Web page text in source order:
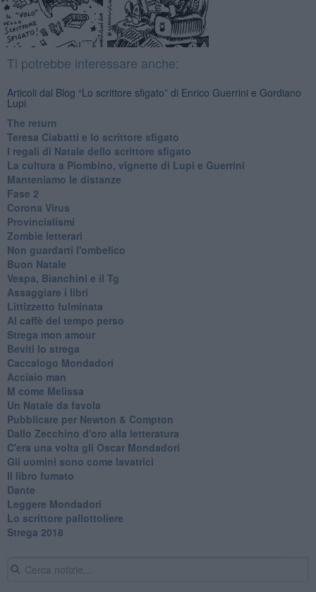
Ti potrebbe interessare anche:
Articoli dal Blog “Lo scrittore sfigato” di Enrico Guerrini e Gordiano
Lupi
The return
Teresa Ciabatti e lo scrittore sfigato
I regali di Natale dello scrittore sfigato
La cultura a Piombino, vignette di Lupi e Guerrini
Manteniamo le distanze
Fase 2
Corona Virus
Provincialismi
Zombie letterari
Non guardarti l'ombelico
Buon Natale
Vespa, Bianchini e il Tg
Assaggiare i libri
Littizzetto fulminata
Al caffè del tempo perso
Strega mon amour
Beviti lo strega
Caccalogo Mondadori
Acciaio man
M come Melissa
Un Natale da favola
Pubblicare per Newton & Compton
Dallo Zecchino d'oro alla letteratura
C'era una volta gli Oscar Mondadori
Gli uomini sono come lavatrici
Il libro fumato
Dante
Leggere Mondadori
Lo scrittore pallottoliere
Strega 2018